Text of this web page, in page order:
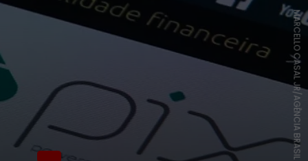
MARCELLO CASAL JR/AGÊNCIA BRASIL